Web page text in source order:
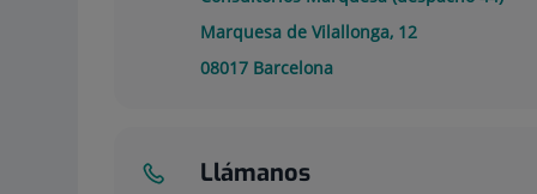
Marquesa de Vilallonga, 12
08017 Barcelona
Llámanos